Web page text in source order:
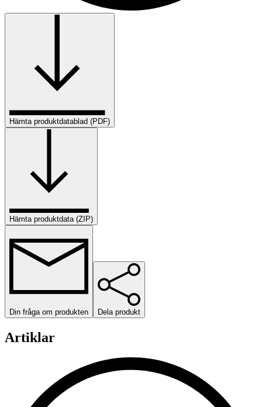
Hämta produktdatablad (PDF)
Hämta produktdata (ZIP)
Din fråga om produkten Dela produkt
Artiklar